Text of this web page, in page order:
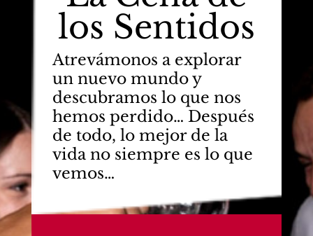
los Sentidos
Atrevámonos a explorar
un nuevo mundo y
descubramos lo que nos
hemos perdido… Después
de todo, lo mejor de la
vida no siempre es lo que
vemos…